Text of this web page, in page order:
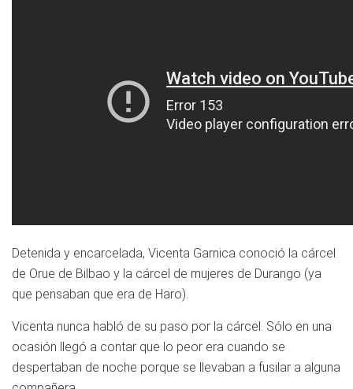
Detenida y encarcelada, Vicenta Garnica conoció la cárcel
de Orue de Bilbao y la cárcel de mujeres de Durango (ya
que pensaban que era de Haro).
Vicenta nunca habló de su paso por la cárcel. Sólo en una
ocasión llegó a contar que lo peor era cuando se
despertaban de noche porque se llevaban a fusilar a alguna